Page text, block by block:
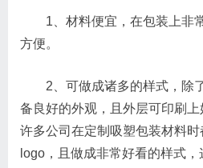
1、材料便宜，在包装上非
方便。
2、可做成诸多的样式，除
备良好的外观，且外层可印刷
许多公司在定制吸塑包装材料
logo，且做成非常好看的样式